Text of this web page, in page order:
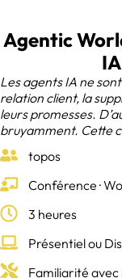
Agentic
Les agents IA ne
relation client, la
leurs promesses.
bruyamment. Cette
topos
Conférence ·
3 heures
Présentiel ou
Familiarité